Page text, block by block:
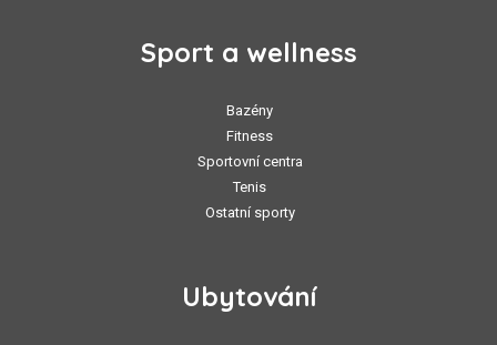
Sport a wellness
Bazény
Fitness
Sportovní centra
Tenis
Ostatní sporty
Ubytování